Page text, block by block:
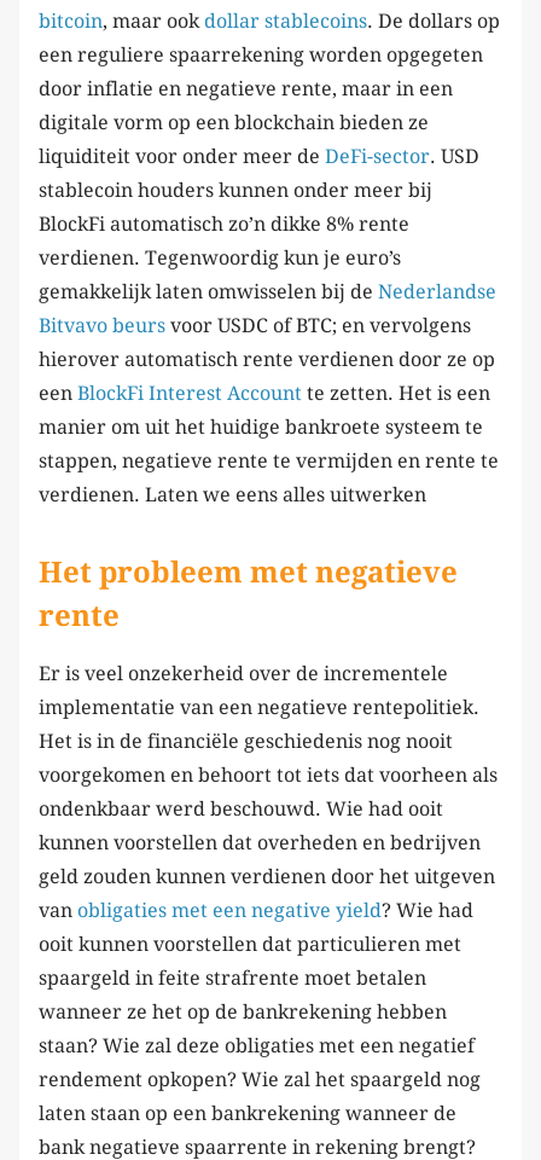
bitcoin, maar ook dollar stablecoins. De dollars op
een reguliere spaarrekening worden opgegeten
door inflatie en negatieve rente, maar in een
digitale vorm op een blockchain bieden ze
liquiditeit voor onder meer de DeFi-sector. USD
stablecoin houders kunnen onder meer bij
BlockFi automatisch zo’n dikke 8% rente
verdienen. Tegenwoordig kun je euro’s
gemakkelijk laten omwisselen bij de Nederlandse
Bitvavo beurs voor USDC of BTC; en vervolgens
hierover automatisch rente verdienen door ze op
een BlockFi Interest Account te zetten. Het is een
manier om uit het huidige bankroete systeem te
stappen, negatieve rente te vermijden en rente te
verdienen. Laten we eens alles uitwerken
Het probleem met negatieve
rente
Er is veel onzekerheid over de incrementele
implementatie van een negatieve rentepolitiek.
Het is in de financiële geschiedenis nog nooit
voorgekomen en behoort tot iets dat voorheen als
ondenkbaar werd beschouwd. Wie had ooit
kunnen voorstellen dat overheden en bedrijven
geld zouden kunnen verdienen door het uitgeven
van obligaties met een negative yield? Wie had
ooit kunnen voorstellen dat particulieren met
spaargeld in feite strafrente moet betalen
wanneer ze het op de bankrekening hebben
staan? Wie zal deze obligaties met een negatief
rendement opkopen? Wie zal het spaargeld nog
laten staan op een bankrekening wanneer de
bank negatieve spaarrente in rekening brengt?